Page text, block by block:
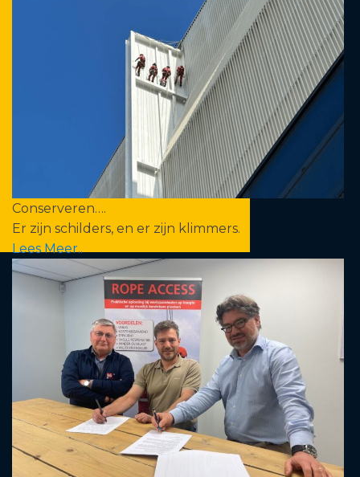
Conserveren….
Er zijn schilders, en er zijn klimmers.
Lees Meer..